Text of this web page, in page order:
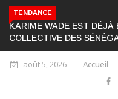
TENDANCE
KARIME WADE EST DÉJÀ
COLLECTIVE DES
août 5, 2026 Accueil